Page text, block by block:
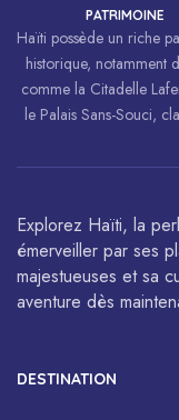
PATRIMOINE
Haïti possède un riche
historique, notamment
comme la Citadelle
le Palais Sans-Souci,
l’UNESCO.
Explorez Haïti, la
émerveiller par ses
majestueuses et sa
aventure dès
DESTINATION